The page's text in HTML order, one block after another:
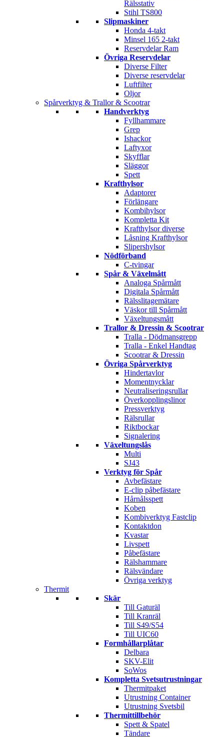
Rälsstativ
Stihl TS800
Slipmaskiner
Honda 4-takt
Minsel 165 2-takt
Reservdelar Ram
Övriga Reservdelar
Diverse Filter
Diverse reservdelar
Luftfilter
Oljor
Spårverktyg & Trallor & Scootrar
Handverktyg
Fyllhammare
Grep
Ishackor
Laftyxor
Skyfflar
Släggor
Spett
Krafthylsor
Adaptorer
Förlängare
Kombihylsor
Kompletta Kit
Krafthylsor diverse
Låsning Krafthylsor
Slipershylsor
Nödförband
C-tvingar
Spår & Växelmått
Analoga Spårmått
Digitala Spårmått
Rälsslitagemätare
Väskor till Spårmått
Växeltungsmått
Trallor & Dressin & Scootrar
Tralla - Dödmansgrepp
Tralla - Enkel Handtag
Scootrar & Dressin
Övriga Spårverktyg
Hindertavlor
Momentnycklar
Neutraliseringsrullar
Överkopplingslinor
Pressverktyg
Rälsrullar
Riktbockar
Signalering
Växeltungslås
Multi
SJ43
Verktyg för Spår
Avbefästare
E-clip påbefästare
Hårnålsspett
Koben
Kombiverktyg Fastclip
Kontaktdon
Kvastar
Livspett
Påbefästare
Rälshammare
Rälsvändare
Övriga verktyg
Thermit
Skär
Till Gaturäl
Till Kranräl
Till S49/S54
Till UIC60
Formhållarplåtar
Delbara
SKV-Elit
SoWos
Kompletta Svetsutrustningar
Thermitpaket
Utrustning Container
Utrustning Svetsbil
Thermittillbehör
Spett & Spatel
Tändare